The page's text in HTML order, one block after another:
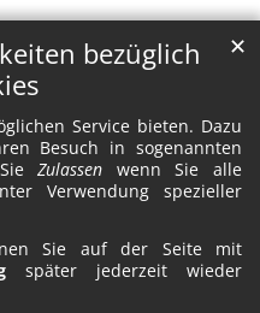
bezüglich
Service bieten. Dazu
Besuch in sogenannten
SieZulassen wenn Sie alle
Verwendung spezieller
Sie auf der Seite mit
später jederzeit wieder
✕